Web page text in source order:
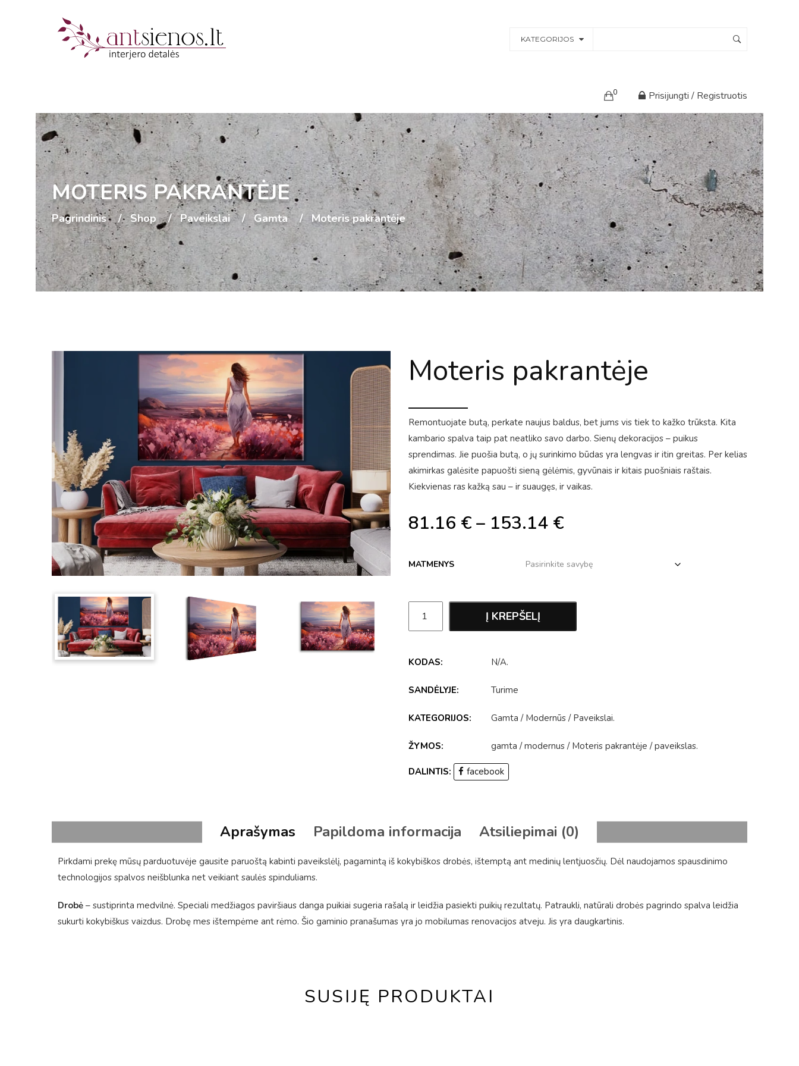
KATEGORIJOS
0 Prisijungti / Registruotis
MOTERIS PAKRANTĖJE
Pagrindinis Shop Paveikslai Gamta Moteris pakrantėje
Moteris pakrantėje
Remontuojate butą, perkate naujus baldus, bet jums vis tiek to kažko trūksta. Kita
kambario spalva taip pat neatliko savo darbo. Sienų dekoracijos – puikus
sprendimas. Jie puošia butą, o jų surinkimo būdas yra lengvas ir itin greitas. Per kelias
akimirkas galėsite papuošti sieną gėlėmis, gyvūnais ir kitais puošniais raštais.
Kiekvienas ras kažką sau – ir suaugęs, ir vaikas.
81.16 €– 153.14 €
MATMENYS
Į KREPŠELĮ
KODAS: N/A.
SANDĖLYJE: Turime
KATEGORIJOS: Gamta / Modernūs / Paveikslai.
ŽYMOS: gamta /modernus / Moteris pakrantėje /paveikslas.
DALINTIS: facebook
Aprašymas Papildoma informacija Atsiliepimai (0)
Pirkdami prekę mūsų parduotuvėje gausite paruoštą kabinti paveikslėlį, pagamintą iš kokybiškos drobės, ištemptą ant medinių lentjuosčių. Dėl naudojamos spausdinimo
technologijos spalvos neišblunka net veikiant saulės spinduliams.
Drobė – sustiprinta medvilnė. Speciali medžiagos paviršiaus danga puikiai sugeria rašalą ir leidžia pasiekti puikių rezultatų. Patraukli, natūrali drobės pagrindo spalva leidžia
sukurti kokybiškus vaizdus. Drobę mes ištempėme ant rėmo. Šio gaminio pranašumas yra jo mobilumas renovacijos atveju. Jis yra daugkartinis.
SUSIJĘ PRODUKTAI